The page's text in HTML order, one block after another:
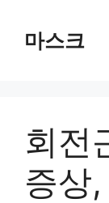
마스크
회전
증상